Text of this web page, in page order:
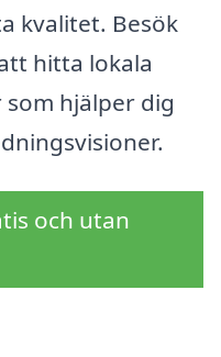
kvalitet. Besök
hitta lokala
hjälper dig
och utan